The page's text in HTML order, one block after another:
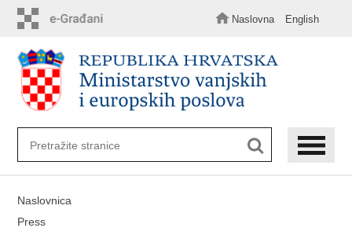
sadržaj
Naslovna English
Naslovnica
Press